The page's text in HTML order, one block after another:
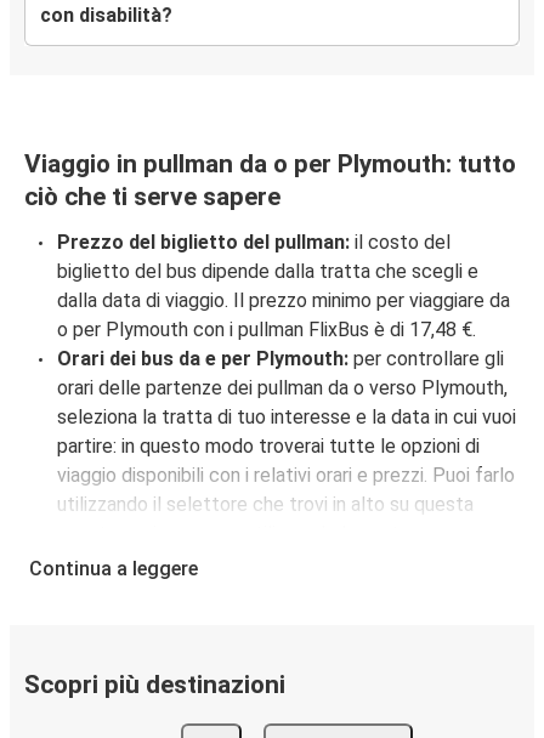
con disabilità?
Viaggio in pullman da o per Plymouth: tutto
ciò che ti serve sapere
Prezzo del biglietto del pullman: il costo del
biglietto del bus dipende dalla tratta che scegli e
dalla data di viaggio. Il prezzo minimo per viaggiare da
o per Plymouth con i pullman FlixBus è di 17,48 €.
Orari dei bus da e per Plymouth: per controllare gli
orari delle partenze dei pullman da o verso Plymouth,
seleziona la tratta di tuo interesse e la data in cui vuoi
partire: in questo modo troverai tutte le opzioni di
viaggio disponibili con i relativi orari e prezzi. Puoi farlo
utilizzando il selettore che trovi in alto su questa
interattiva.
localizzare facilmente la tua fermata d'interesse,
Continua a leggere
Scopri più destinazioni